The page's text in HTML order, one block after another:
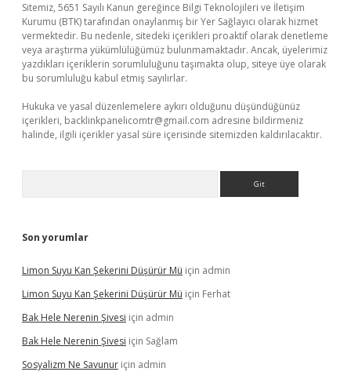
Sitemiz, 5651 Sayılı Kanun gereğince Bilgi Teknolojileri ve İletişim
Kurumu (BTK) tarafından onaylanmış bir Yer Sağlayıcı olarak hizmet
vermektedir. Bu nedenle, sitedeki içerikleri proaktif olarak denetleme
veya araştırma yükümlülüğümüz bulunmamaktadır. Ancak, üyelerimiz
yazdıkları içeriklerin sorumluluğunu taşımakta olup, siteye üye olarak
bu sorumluluğu kabul etmiş sayılırlar.
Hukuka ve yasal düzenlemelere aykırı olduğunu düşündüğünüz
içerikleri, backlinkpanelicomtr@gmail.com adresine bildirmeniz
halinde, ilgili içerikler yasal süre içerisinde sitemizden kaldırılacaktır.
Son yorumlar
Limon Suyu Kan Şekerini Düşürür Mü için admin
Limon Suyu Kan Şekerini Düşürür Mü için Ferhat
Bak Hele Nerenin Şivesi için admin
Bak Hele Nerenin Şivesi için Sağlam
Sosyalizm Ne Savunur için admin